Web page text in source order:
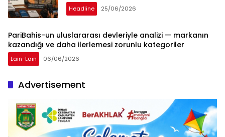
Headline 25/06/2026
PariBahis-un uluslararası devleriyle analizi — markanın
kazandığı ve daha ilerlemesi zorunlu kategoriler
Lain-Lain 06/06/2026
Advertisement